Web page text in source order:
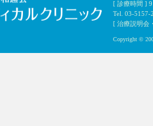
[ 診療時間 ]
Tel. 03-5157-
[ 治療説明会
Copyright ©